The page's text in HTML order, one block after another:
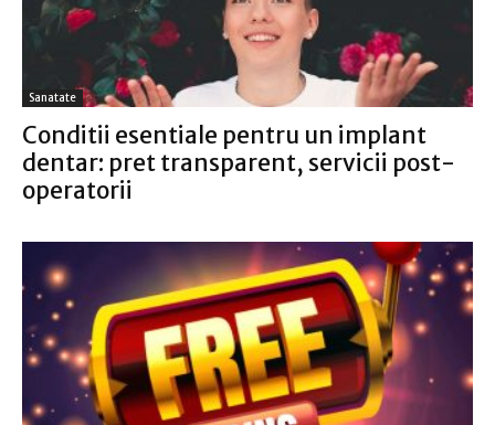
Sanatate
Conditii esentiale pentru un implant
dentar: pret transparent, servicii post-
operatorii